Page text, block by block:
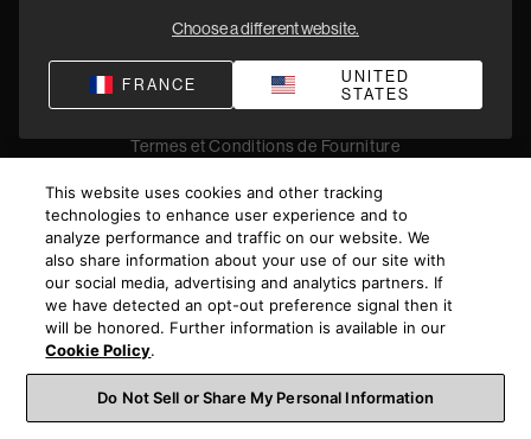
Politique de confidentialitéConditions de venteCompliance
Termes et Conditions de Fourniture
© 2026 Harman International Industries, Incorporated. All
rights reserved.
Choose a different website.
FRANCE
UNITED
STATES
This website uses cookies and other tracking
technologies to enhance user experience and to
analyze performance and traffic on our website. We
also share information about your use of our site with
our social media, advertising and analytics partners. If
we have detected an opt-out preference signal then it
will be honored. Further information is available in our
Cookie Policy.
Do Not Sell or Share My Personal Information